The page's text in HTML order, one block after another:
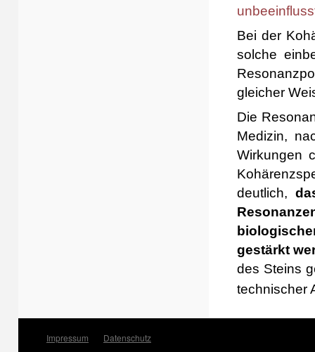
Bei der
solche
gleicher
Die
Medizin,
Wirkungen
deutlich,
gestärkt
des Steins
technischer
Impressum Datenschutz